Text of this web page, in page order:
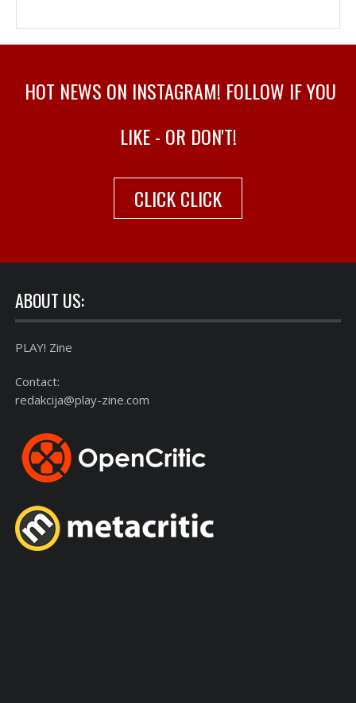
HOT NEWS ON INSTAGRAM! FOLLOW IF YOU
LIKE - OR DON'T!
CLICK CLICK
ABOUT US:
PLAY! Zine
Contact:
redakcija@play-zine.com